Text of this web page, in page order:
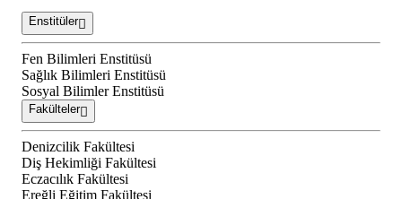
Enstitüler
Fen Bilimleri Enstitüsü
Sağlık Bilimleri Enstitüsü
Sosyal Bilimler Enstitüsü
Fakülteler
Denizcilik Fakültesi
Diş Hekimliği Fakültesi
Eczacılık Fakültesi
Ereğli Eğitim Fakültesi